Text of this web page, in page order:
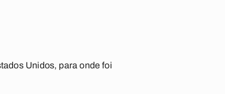
Unidos, para onde foi